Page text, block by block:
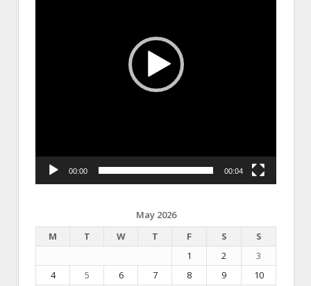
00:00 00:04
May 2026
M
T W T F S
S
1
2
3
4
5 6 7 8 9
10